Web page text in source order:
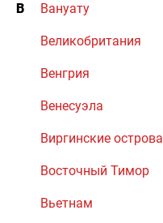
В Вануату
Великобритания
Венгрия
Венесуэла
Виргинские острова
Восточный Тимор
Вьетнам